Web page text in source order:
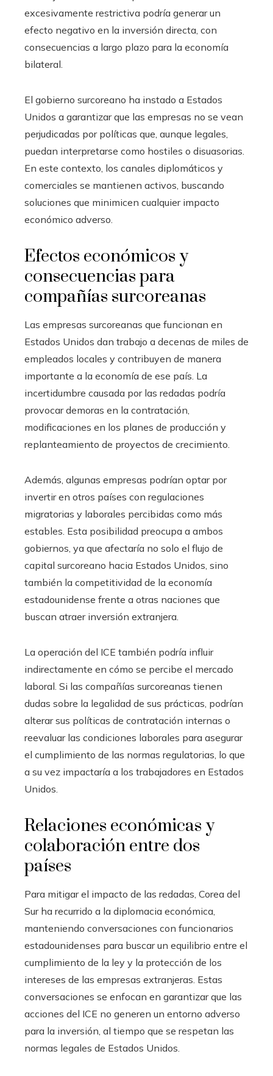
excesivamente restrictiva podría generar un
efecto negativo en la inversión directa, con
consecuencias a largo plazo para la economía
bilateral.
El gobierno surcoreano ha instado a Estados
Unidos a garantizar que las empresas no se vean
perjudicadas por políticas que, aunque legales,
puedan interpretarse como hostiles o disuasorias.
En este contexto, los canales diplomáticos y
comerciales se mantienen activos, buscando
soluciones que minimicen cualquier impacto
económico adverso.
Efectos económicos y
consecuencias para
compañías surcoreanas
Las empresas surcoreanas que funcionan en
Estados Unidos dan trabajo a decenas de miles de
empleados locales y contribuyen de manera
importante a la economía de ese país. La
incertidumbre causada por las redadas podría
provocar demoras en la contratación,
modificaciones en los planes de producción y
replanteamiento de proyectos de crecimiento.
Además, algunas empresas podrían optar por
invertir en otros países con regulaciones
migratorias y laborales percibidas como más
estables. Esta posibilidad preocupa a ambos
gobiernos, ya que afectaría no solo el flujo de
capital surcoreano hacia Estados Unidos, sino
también la competitividad de la economía
estadounidense frente a otras naciones que
buscan atraer inversión extranjera.
La operación del ICE también podría influir
indirectamente en cómo se percibe el mercado
laboral. Si las compañías surcoreanas tienen
dudas sobre la legalidad de sus prácticas, podrían
alterar sus políticas de contratación internas o
reevaluar las condiciones laborales para asegurar
el cumplimiento de las normas regulatorias, lo que
a su vez impactaría a los trabajadores en Estados
Unidos.
Relaciones económicas y
colaboración entre dos
países
Para mitigar el impacto de las redadas, Corea del
Sur ha recurrido a la diplomacia económica,
manteniendo conversaciones con funcionarios
estadounidenses para buscar un equilibrio entre el
cumplimiento de la ley y la protección de los
intereses de las empresas extranjeras. Estas
conversaciones se enfocan en garantizar que las
acciones del ICE no generen un entorno adverso
para la inversión, al tiempo que se respetan las
normas legales de Estados Unidos.